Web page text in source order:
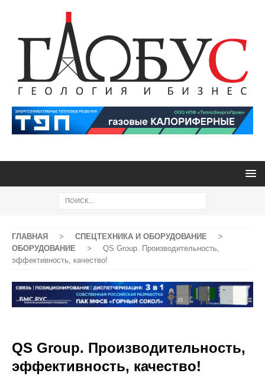
ГЛАВНАЯ > СПЕЦТЕХНИКА И ОБОРУДОВАНИЕ
>
ОБОРУДОВАНИЕ
>
QS Group. Производительность,
эффективность, качество!
QS Group. Производительность,
эффективность, качество!